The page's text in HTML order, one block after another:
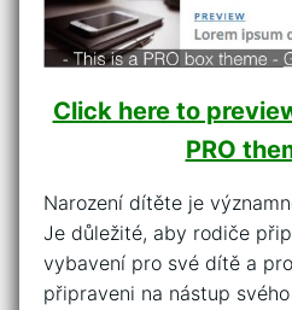
Click here to
PRO
Narození dítěte je
Je důležité, aby rodiče
vybavení pro své dítě a
připraveni na nástup